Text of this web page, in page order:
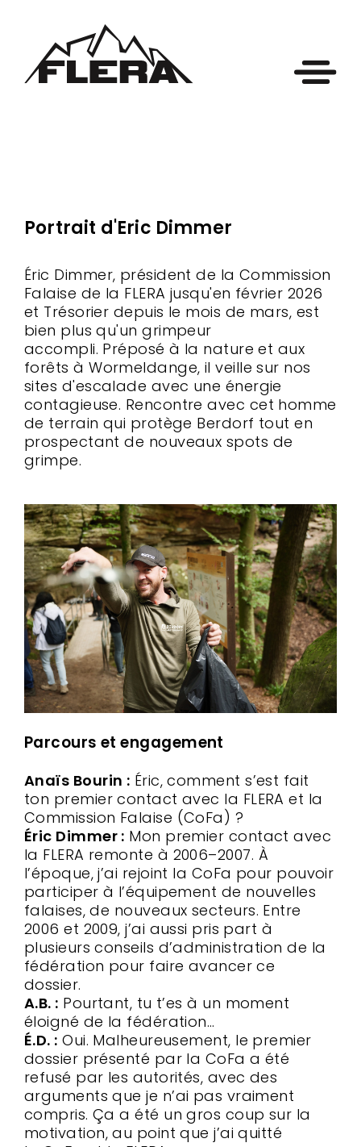
Portrait d'Eric Dimmer
Éric Dimmer, président de la Commission
Falaise de la FLERA jusqu'en février 2026
et Trésorier depuis le mois de mars, est
bien plus qu'un grimpeur
accompli. Préposé à la nature et aux
forêts à Wormeldange, il veille sur nos
sites d'escalade avec une énergie
contagieuse. Rencontre avec cet homme
de terrain qui protège Berdorf tout en
prospectant de nouveaux spots de
grimpe.
Parcours et engagement
Anaïs Bourin : Éric, comment s’est fait
ton premier contact avec la FLERA et la
Commission Falaise (CoFa) ?
Éric Dimmer : Mon premier contact avec
la FLERA remonte à 2006–2007. À
l’époque, j’ai rejoint la CoFa pour pouvoir
participer à l’équipement de nouvelles
falaises, de nouveaux secteurs. Entre
2006 et 2009, j’ai aussi pris part à
plusieurs conseils d’administration de la
fédération pour faire avancer ce
dossier.
A.B. : Pourtant, tu t’es à un moment
éloigné de la fédération…
É.D. : Oui. Malheureusement, le premier
dossier présenté par la CoFa a été
refusé par les autorités, avec des
arguments que je n’ai pas vraiment
compris. Ça a été un gros coup sur la
motivation, au point que j’ai quitté